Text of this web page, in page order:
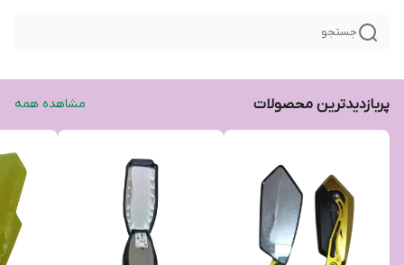
جستجو
پربازدیدترین محصولات مشاهده همه